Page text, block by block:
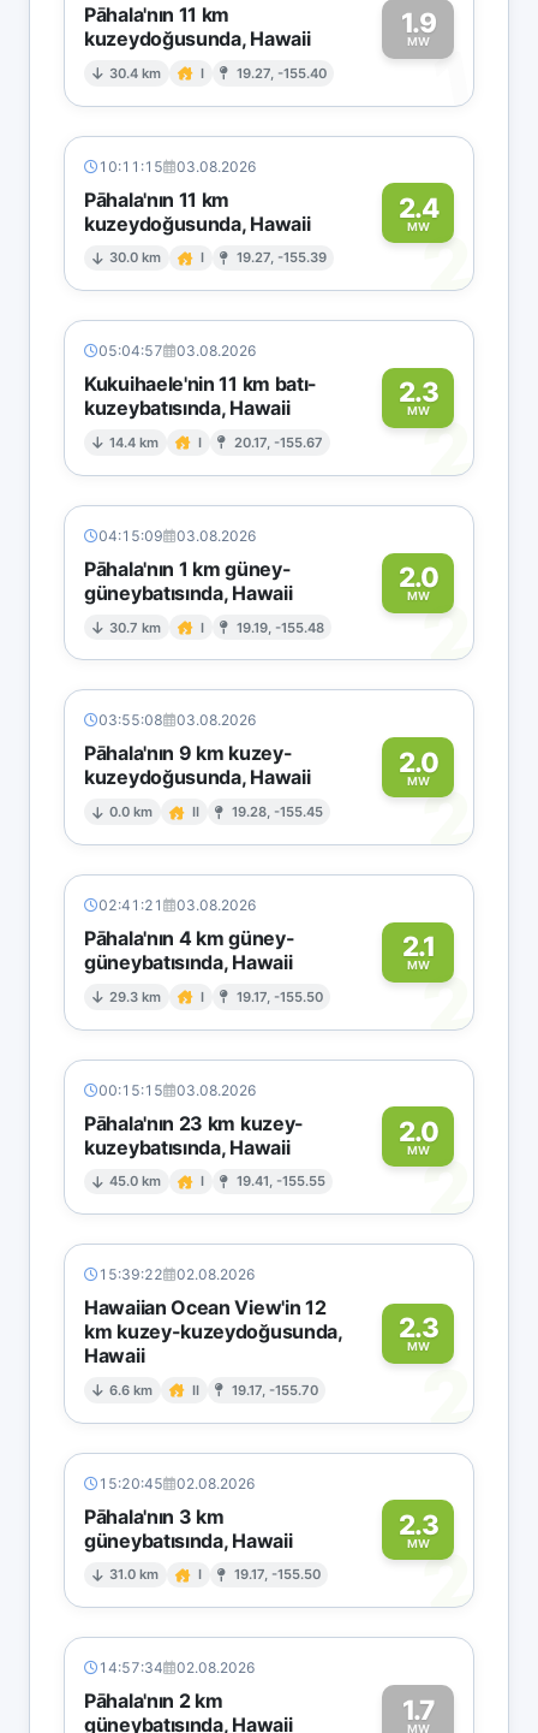
Pāhala'nın 11 km
kuzeydoğusunda, Hawaii
30.4 km I 19.27, -155.40
1.9
MW1
10:11:15 03.08.2026
Pāhala'nın 11 km
kuzeydoğusunda, Hawaii
30.0 km I 19.27, -155.39
2.4
MW2
05:04:57 03.08.2026
Kukuihaele'nin 11 km batı-
kuzeybatısında, Hawaii
14.4 km I 20.17, -155.67
2.3
MW
2
04:15:09 03.08.2026
Pāhala'nın 1 km güney-
güneybatısında, Hawaii
30.7 km I 19.19, -155.48
2.0
MW2
03:55:08 03.08.2026
Pāhala'nın 9 km kuzey-
kuzeydoğusunda, Hawaii
0.0 km II 19.28, -155.45
2.0
MW2
02:41:21 03.08.2026
Pāhala'nın 4 km güney-
güneybatısında, Hawaii
29.3 km I 19.17, -155.50
2.1
MW2
00:15:15 03.08.2026
Pāhala'nın 23 km kuzey-
kuzeybatısında, Hawaii
45.0 km I 19.41, -155.55
2.0
MW2
15:39:22 02.08.2026
Hawaiian Ocean View'in 12
km kuzey-kuzeydoğusunda,
Hawaii
6.6 km II 19.17, -155.70
2.3
MW
2
15:20:45 02.08.2026
Pāhala'nın 3 km
güneybatısında, Hawaii
31.0 km I 19.17, -155.50
2.3
MW2
14:57:34 02.08.2026
Pāhala'nın 2 km
güneybatısında, Hawaii
1.7
MW